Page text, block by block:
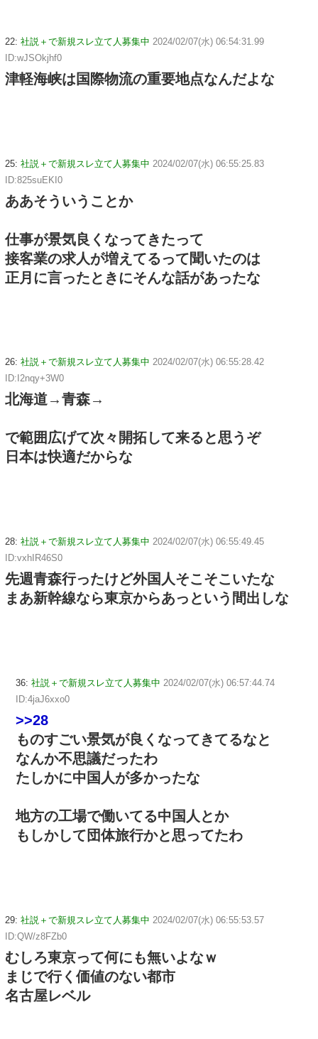
22: 社説＋で新規スレ立て人募集中 2024/02/07(水) 06:54:31.99
ID:wJSOkjhf0
津軽海峡は国際物流の重要地点なんだよな
25: 社説＋で新規スレ立て人募集中 2024/02/07(水) 06:55:25.83
ID:825suEKI0
ああそういうことか
仕事が景気良くなってきたって
接客業の求人が増えてるって聞いたのは
正月に言ったときにそんな話があったな
26: 社説＋で新規スレ立て人募集中 2024/02/07(水) 06:55:28.42
ID:I2nqy+3W0
北海道→青森→
で範囲広げて次々開拓して来ると思うぞ
日本は快適だからな
28: 社説＋で新規スレ立て人募集中 2024/02/07(水) 06:55:49.45
ID:vxhIR46S0
先週青森行ったけど外国人そこそこいたな
まあ新幹線なら東京からあっという間出しな
36: 社説＋で新規スレ立て人募集中 2024/02/07(水) 06:57:44.74
ID:4jaJ6xxo0
>>28
ものすごい景気が良くなってきてるなと
なんか不思議だったわ
たしかに中国人が多かったな
地方の工場で働いてる中国人とか
もしかして団体旅行かと思ってたわ
29: 社説＋で新規スレ立て人募集中 2024/02/07(水) 06:55:53.57
ID:QW/z8FZb0
むしろ東京って何にも無いよなｗ
まじで行く価値のない都市
名古屋レベル